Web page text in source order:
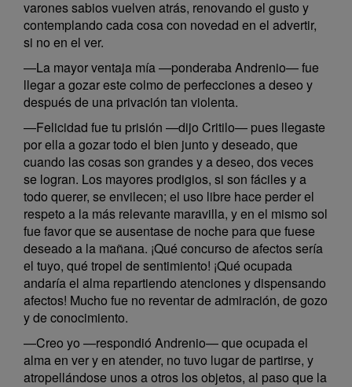
varones sabios vuelven atrás, renovando el gusto y
contemplando cada cosa con novedad en el advertir,
si no en el ver.
—La mayor ventaja mía —ponderaba Andrenio— fue
llegar a gozar este colmo de perfecciones a deseo y
después de una privación tan violenta.
—Felicidad fue tu prisión —dijo Critilo— pues llegaste
por ella a gozar todo el bien junto y deseado, que
cuando las cosas son grandes y a deseo, dos veces
se logran. Los mayores prodigios, si son fáciles y a
todo querer, se envilecen; el uso libre hace perder el
respeto a la más relevante maravilla, y en el mismo sol
fue favor que se ausentase de noche para que fuese
deseado a la mañana. ¡Qué concurso de afectos sería
el tuyo, qué tropel de sentimiento! ¡Qué ocupada
andaría el alma repartiendo atenciones y dispensando
afectos! Mucho fue no reventar de admiración, de gozo
y de conocimiento.
—Creo yo —respondió Andrenio— que ocupada el
alma en ver y en atender, no tuvo lugar de partirse, y
atropellándose unos a otros los objetos, al paso que la